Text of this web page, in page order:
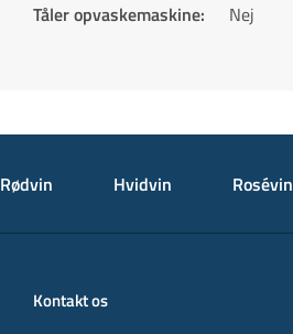
Tåler opvaskemaskine: Nej
Rødvin Hvidvin Rosévin
Kontakt os